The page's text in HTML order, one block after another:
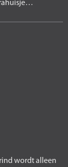
wordt alleen